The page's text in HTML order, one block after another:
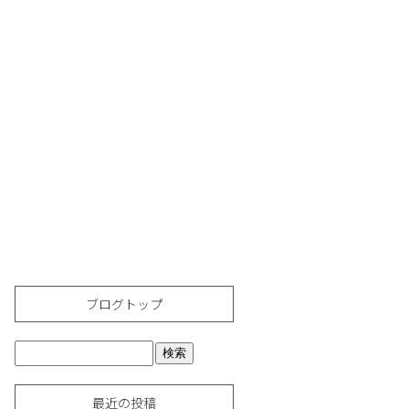
ブログトップ
最近の投稿